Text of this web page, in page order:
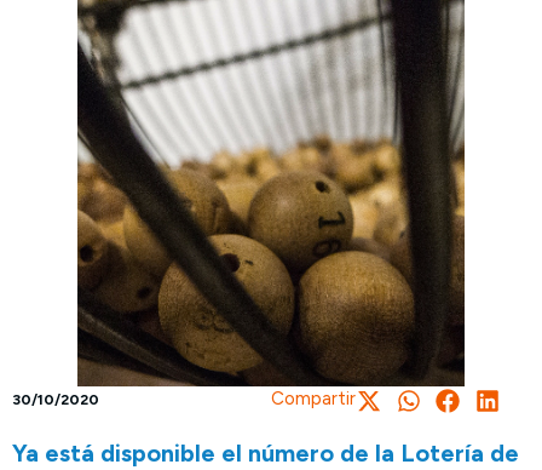
30/10/2020 Compartir
Ya está disponible el número de la Lotería de